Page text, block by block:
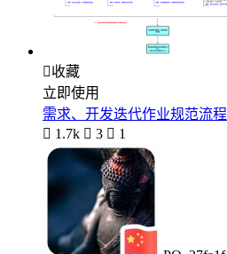
收藏
立即使用
需求、开发迭代作业规范流程
 1.7k  3  1